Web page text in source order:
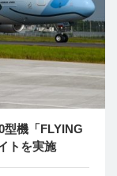
機「FLYING
トを実施